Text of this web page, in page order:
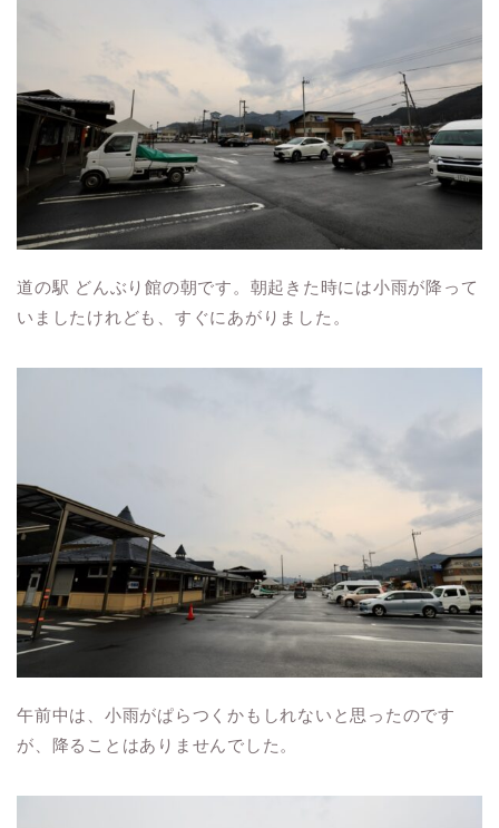
道の駅 どんぶり館の朝です。朝起きた時には小雨が降って
いましたけれども、すぐにあがりました。
午前中は、小雨がぱらつくかもしれないと思ったのです
が、降ることはありませんでした。